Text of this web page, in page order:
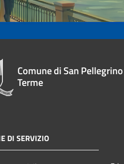
Comune di San Pellegrino
Terme
DI SERVIZIO